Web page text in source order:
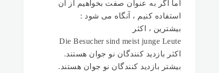
اما اگر به عنوان صفت بخواهیم از آن
استفاده کنیم ، آنگاه می شود :
بیشترین ، اکثر
Die Besucher sind meist junge Leute
اکثر بازدید کنندگان نو جوان هستند.
بیشتر بازدید کنندگان نو جوان هستند.